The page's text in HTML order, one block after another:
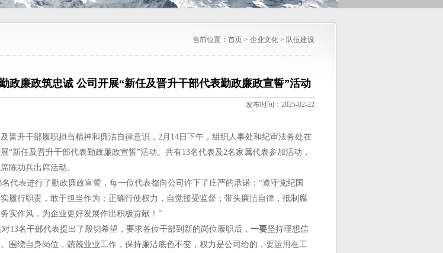
当前位置： 首页 > 企业文化 > 队伍建设
政廉政筑忠诚 公司开展“新任及晋升干部代表勤政廉政宣誓”活动
发布时间：2025-02-22
晋升干部履职担当精神和廉洁自律意识，2月14日下午，组织人事处和纪审法务处在
“新任及晋升干部代表勤政廉政宣誓”活动。共有13名代表及2名家属代表参加活动，
陈功兵出席活动。
代表进行了勤政廉政宣誓，每一位代表都向公司许下了庄严的承诺：“遵守党纪国
履行职责，敢于担当作为；正确行使权力，自觉接受监督；带头廉洁自律，抵制腐
实作风，为企业更好发展作出积极贡献！”
13名干部代表提出了殷切希望，要求各位干部到新的岗位履职后， 一要坚持理想信
围绕自身岗位，兢兢业业工作，保持廉洁底色不变，权力是公司给的，要运用在工